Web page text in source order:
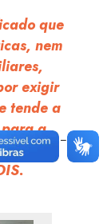
que
nem
exigir
tende a
a